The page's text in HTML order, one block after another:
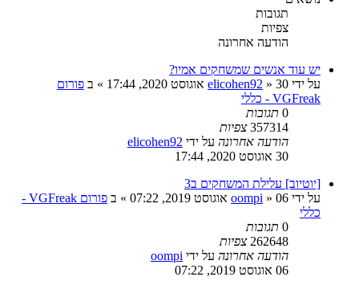
תגובות
צפיות
הודעה אחרונה
יש עוד אנשים שמשחקים אמיו?
על ידי
elicohen92 » 30 אוגוסט 2020, 17:44 » ב פורום
VGFreak - כללי
0 תגובות
357314 צפיות
הודעה אחרונה על ידי elicohen92
30 אוגוסט 2020, 17:44
[יוטיוב] עלילת המשחקים ב3
על ידי
oompi » 06 אוגוסט 2019, 07:22 » ב
פורום VGFreak -
כללי
0 תגובות
262648 צפיות
הודעה אחרונה על ידי oompi
06 אוגוסט 2019, 07:22